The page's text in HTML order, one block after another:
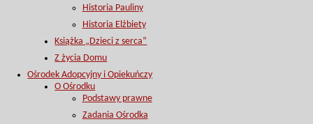
Historia Pauliny
Historia Elżbiety
Książka „Dzieci z serca”
Z życia Domu
Ośrodek Adopcyjny i Opiekuńczy
O Ośrodku
Podstawy prawne
Zadania Ośrodka